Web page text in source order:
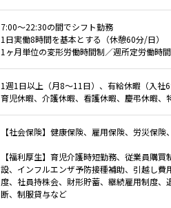
7:00～22:30の間でシフト勤務
1日実働8時間を基本とする（休憩60分/日）
1ヶ月単位の変形労働時間制／週所定労働時
1週1日以上（月8～11日）、有給休暇（入社
育児休暇、介護休暇、看護休暇、慶弔休暇、
【社会保険】健康保険、雇用保険、労災保険
【福利厚生】育児介護時短勤務、従業員購
設、インフルエンザ予防接種補助、引越し
度、社員持株会、財形貯蓄、継続雇用制度
断、制服貸与など